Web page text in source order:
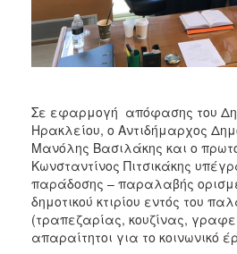
ΤΟΠΟΣ
ΑΝΘΕΚΤΙΚΗ
ΠΟΛΗ
Σε εφαρμογή απόφασης του
Ηρακλείου, ο Αντιδήμαρχος
Μανόλης Βασιλάκης και ο
Κωνσταντίνος Πιτσικάκης
παράδοσης – παραλαβής
δημοτικού κτιρίου εντός του
(τραπεζαρίας, κουζίνας,
απαραίτητοι για το κοινωνικό